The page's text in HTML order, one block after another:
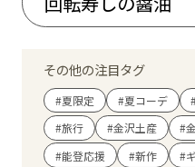
レストラン・カフェ
ショップニュース
その他の注目タグ
#夏限定 #夏コーデ
#旅行
#金沢土産 #
#能登応援
#新作 #